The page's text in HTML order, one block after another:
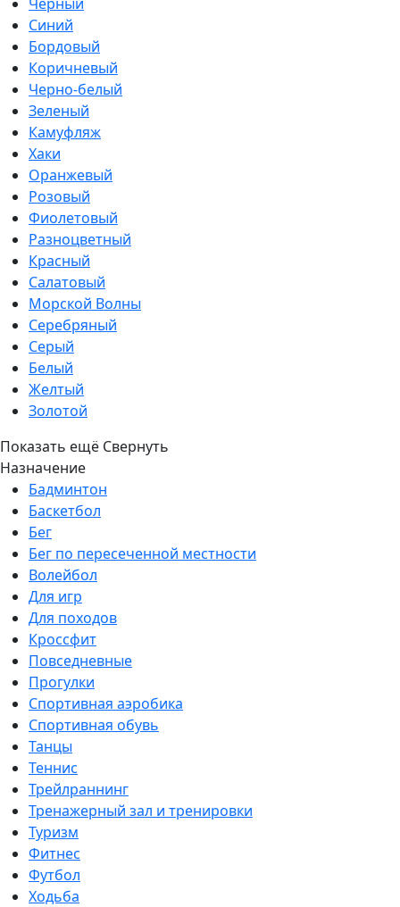
Синий
Бордовый
Коричневый
Черно-белый
Зеленый
Камуфляж
Хаки
Оранжевый
Розовый
Фиолетовый
Разноцветный
Красный
Салатовый
Морской Волны
Серебряный
Серый
Белый
Желтый
Золотой
Показать ещё Свернуть
Назначение
Бадминтон
Баскетбол
Бег
Бег по пересеченной местности
Волейбол
Для игр
Для походов
Кроссфит
Повседневные
Прогулки
Спортивная аэробика
Спортивная обувь
Танцы
Теннис
Трейлраннинг
Тренажерный зал и тренировки
Туризм
Фитнес
Футбол
Ходьба